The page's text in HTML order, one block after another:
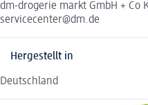
dm-drogerie markt GmbH + Co
servicecenter@dm.de
Hergestellt in
Deutschland